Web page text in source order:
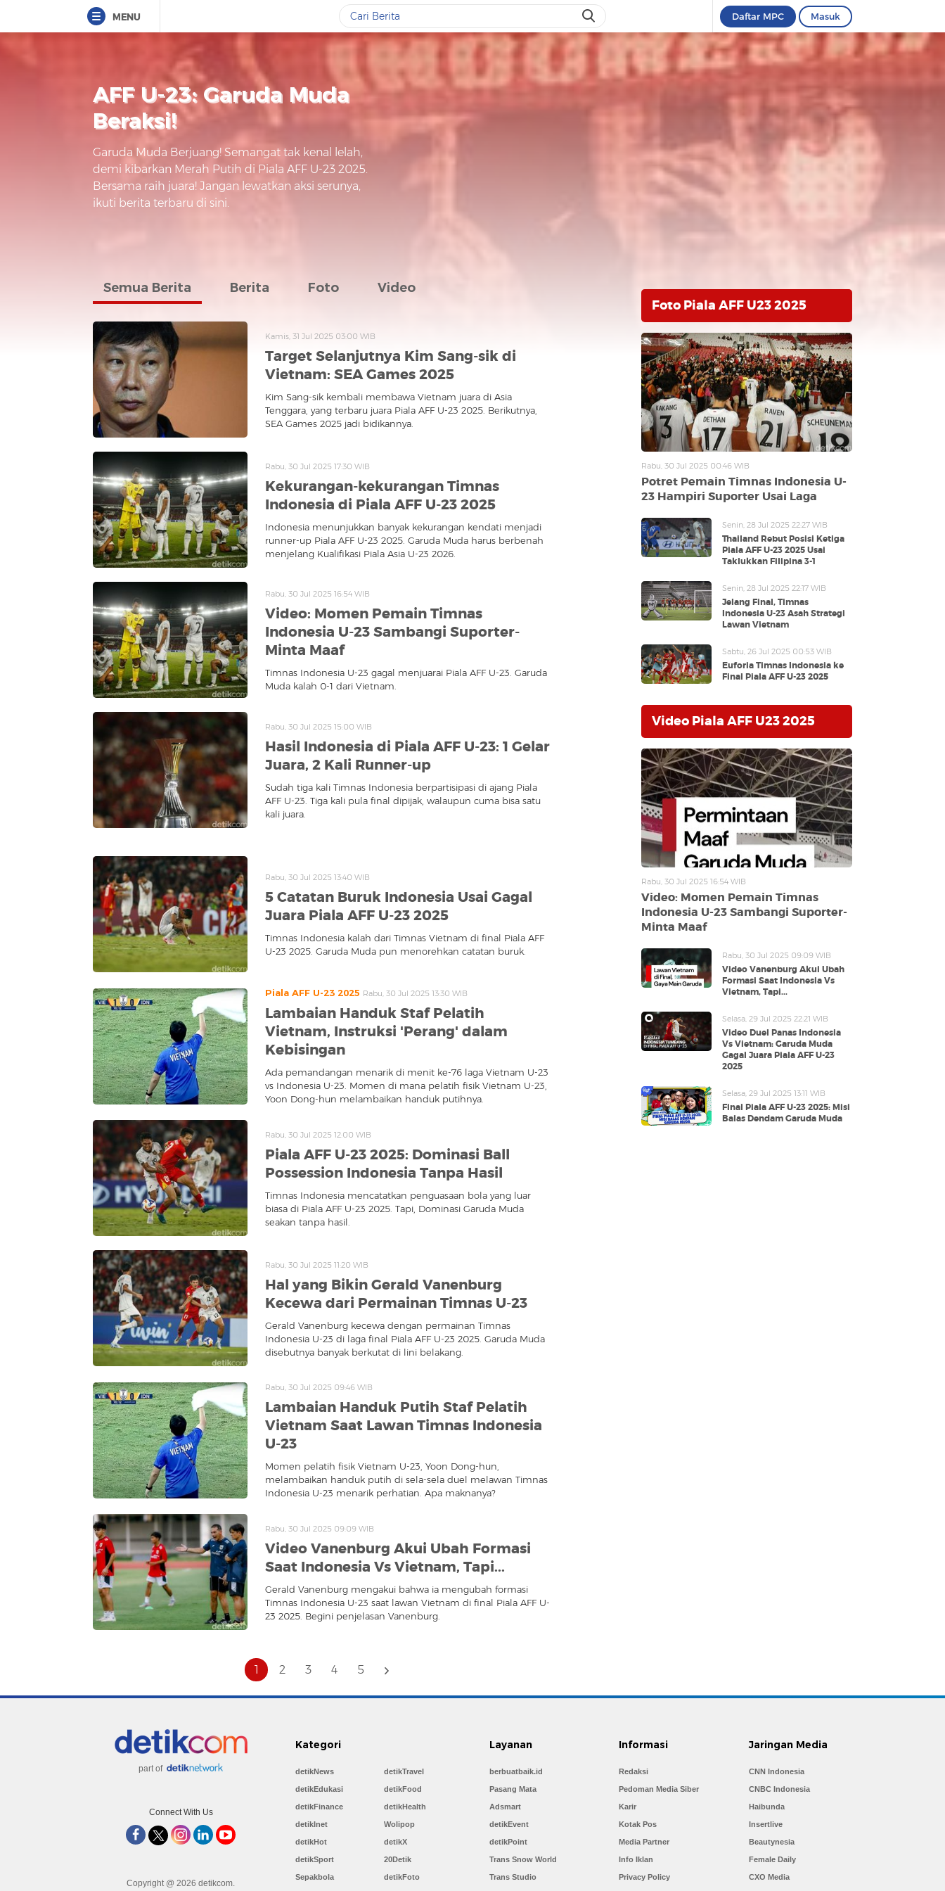
MENU Daftar MPC Masuk
AFF U-23: Garuda Muda
Beraksi!
Garuda Muda Berjuang! Semangat tak kenal lelah,
demi kibarkan Merah Putih di Piala AFF U-23 2025.
Bersama raih juara! Jangan lewatkan aksi serunya,
ikuti berita terbaru di sini.
Semua Berita Berita Foto Video
Kamis, 31 Jul 2025 03:00 WIB
Target Selanjutnya Kim Sang-sik di
Vietnam: SEA Games 2025
Kim Sang-sik kembali membawa Vietnam juara di Asia
Tenggara, yang terbaru juara Piala AFF U-23 2025. Berikutnya,
SEA Games 2025 jadi bidikannya.
Rabu, 30 Jul 2025 17:30 WIB
Kekurangan-kekurangan Timnas
Indonesia di Piala AFF U-23 2025
Indonesia menunjukkan banyak kekurangan kendati menjadi
runner-up Piala AFF U-23 2025. Garuda Muda harus berbenah
menjelang Kualifikasi Piala Asia U-23 2026.
Rabu, 30 Jul 2025 16:54 WIB
Video: Momen Pemain Timnas
Indonesia U-23 Sambangi Suporter-
Minta Maaf
Timnas Indonesia U-23 gagal menjuarai Piala AFF U-23. Garuda
Muda kalah 0-1 dari Vietnam.
Rabu, 30 Jul 2025 15:00 WIB
Hasil Indonesia di Piala AFF U-23: 1 Gelar
Juara, 2 Kali Runner-up
Sudah tiga kali Timnas Indonesia berpartisipasi di ajang Piala
AFF U-23. Tiga kali pula final dipijak, walaupun cuma bisa satu
kali juara.
Rabu, 30 Jul 2025 13:40 WIB
5 Catatan Buruk Indonesia Usai Gagal
Juara Piala AFF U-23 2025
Timnas Indonesia kalah dari Timnas Vietnam di final Piala AFF
U-23 2025. Garuda Muda pun menorehkan catatan buruk.
Piala AFF U-23 2025 Rabu, 30 Jul 2025 13:30 WIB
Lambaian Handuk Staf Pelatih
Vietnam, Instruksi 'Perang' dalam
Kebisingan
Ada pemandangan menarik di menit ke-76 laga Vietnam U-23
vs Indonesia U-23. Momen di mana pelatih fisik Vietnam U-23,
Yoon Dong-hun melambaikan handuk putihnya.
Rabu, 30 Jul 2025 12:00 WIB
Piala AFF U-23 2025: Dominasi Ball
Possession Indonesia Tanpa Hasil
Timnas Indonesia mencatatkan penguasaan bola yang luar
biasa di Piala AFF U-23 2025. Tapi, Dominasi Garuda Muda
seakan tanpa hasil.
Rabu, 30 Jul 2025 11:20 WIB
Hal yang Bikin Gerald Vanenburg
Kecewa dari Permainan Timnas U-23
Gerald Vanenburg kecewa dengan permainan Timnas
Indonesia U-23 di laga final Piala AFF U-23 2025. Garuda Muda
disebutnya banyak berkutat di lini belakang.
Rabu, 30 Jul 2025 09:46 WIB
Lambaian Handuk Putih Staf Pelatih
Vietnam Saat Lawan Timnas Indonesia
U-23
Momen pelatih fisik Vietnam U-23, Yoon Dong-hun,
melambaikan handuk putih di sela-sela duel melawan Timnas
Indonesia U-23 menarik perhatian. Apa maknanya?
Rabu, 30 Jul 2025 09:09 WIB
Video Vanenburg Akui Ubah Formasi
Saat Indonesia Vs Vietnam, Tapi...
Gerald Vanenburg mengakui bahwa ia mengubah formasi
Timnas Indonesia U-23 saat lawan Vietnam di final Piala AFF U-
23 2025. Begini penjelasan Vanenburg.
1 2 3 4 5
Foto Piala AFF U23 2025
Rabu, 30 Jul 2025 00:46 WIB
Potret Pemain Timnas Indonesia U-
23 Hampiri Suporter Usai Laga
Senin, 28 Jul 2025 22:27 WIB
Thailand Rebut Posisi Ketiga
Piala AFF U-23 2025 Usai
Taklukkan Filipina 3-1
Senin, 28 Jul 2025 22:17 WIB
Jelang Final, Timnas
Indonesia U-23 Asah Strategi
Lawan Vietnam
Sabtu, 26 Jul 2025 00:53 WIB
Euforia Timnas Indonesia ke
Final Piala AFF U-23 2025
Video Piala AFF U23 2025
Rabu, 30 Jul 2025 16:54 WIB
Video: Momen Pemain Timnas
Indonesia U-23 Sambangi Suporter-
Minta Maaf
Rabu, 30 Jul 2025 09:09 WIB
Video Vanenburg Akui Ubah
Formasi Saat Indonesia Vs
Vietnam, Tapi...
Selasa, 29 Jul 2025 22:21 WIB
Video Duel Panas Indonesia
Vs Vietnam: Garuda Muda
Gagal Juara Piala AFF U-23
2025
Selasa, 29 Jul 2025 13:11 WIB
Final Piala AFF U-23 2025: Misi
Balas Dendam Garuda Muda
part of
Connect With Us
Copyright @ 2026 detikcom.
Kategori
detikNews
detikEdukasi
detikFinance
detikInet
detikHot
detikSport
Sepakbola
detikTravel
detikFood
detikHealth
Wolipop
detikX
20Detik
detikFoto
Layanan
berbuatbaik.id
Pasang Mata
Adsmart
detikEvent
detikPoint
Trans Snow World
Trans Studio
Informasi
Redaksi
Pedoman Media Siber
Karir
Kotak Pos
Media Partner
Info Iklan
Privacy Policy
Jaringan Media
CNN Indonesia
CNBC Indonesia
Haibunda
Insertlive
Beautynesia
Female Daily
CXO Media